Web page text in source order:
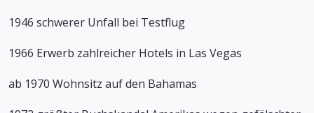
1946 schwerer Unfall bei Testflug
1966 Erwerb zahlreicher Hotels in Las Vegas
ab 1970 Wohnsitz auf den Bahamas